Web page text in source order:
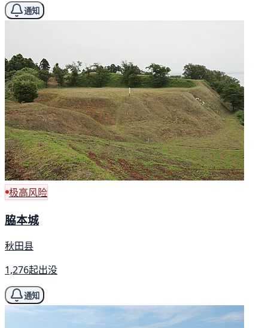
通知
极高风险
脇本城
秋田县
1,276起出没
通知